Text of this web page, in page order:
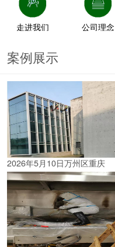
走进我们 公司理念
案例展示
2026年5月10日万州区重庆